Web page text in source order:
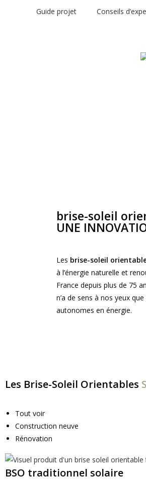
Guide projet Conseils
brise-soleil
UNE
Les brise-soleil
à l’énergie naturelle et
France depuis plus de 75
n’a de sens à nos yeux
autonomes en énergie.
Les Brise-Soleil Orientables
Tout voir
Construction neuve
Rénovation
BSO traditionnel solaire